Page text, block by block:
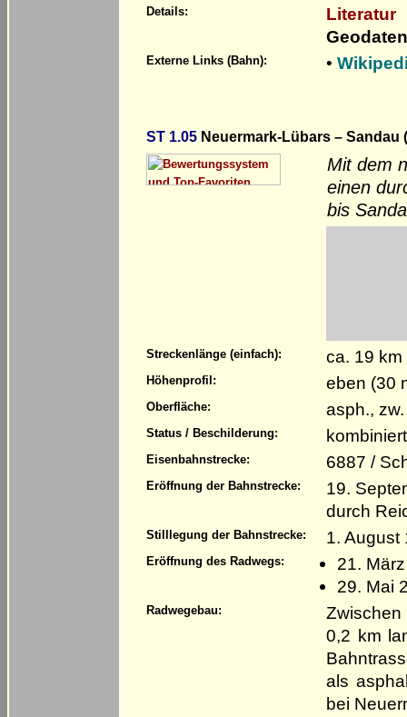
Details:
Literatur
Externe Links (Bahn): •
ST 1.05 Neuermark-Lübars – Sandau
Mit dem
einen
bis
Streckenlänge (einfach): ca. 19
Höhenprofil: eben (30
Oberfläche: asph.,
Status / Beschilderung:
Eisenbahnstrecke: 6887 /
Eröffnung der Bahnstrecke:
19.
durch
Stilllegung der Bahnstrecke: 1. August
Eröffnung des Radwegs:
21.
29. Mai
Radwegebau:
0,2 km
als
bei